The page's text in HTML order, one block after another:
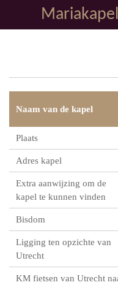
direct
Naam van de kapel
Plaats
Adres kapel
Extra aanwijzing om de
kapel te kunnen vinden
Bisdom
Ligging ten opzichte van
Utrecht
KM fietsen van Utrecht